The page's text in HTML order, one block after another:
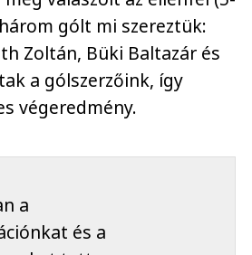
gólt mi szereztük:
Zoltán, Büki Baltazár és
a gólszerzőink, így
végeredmény.
a
és a